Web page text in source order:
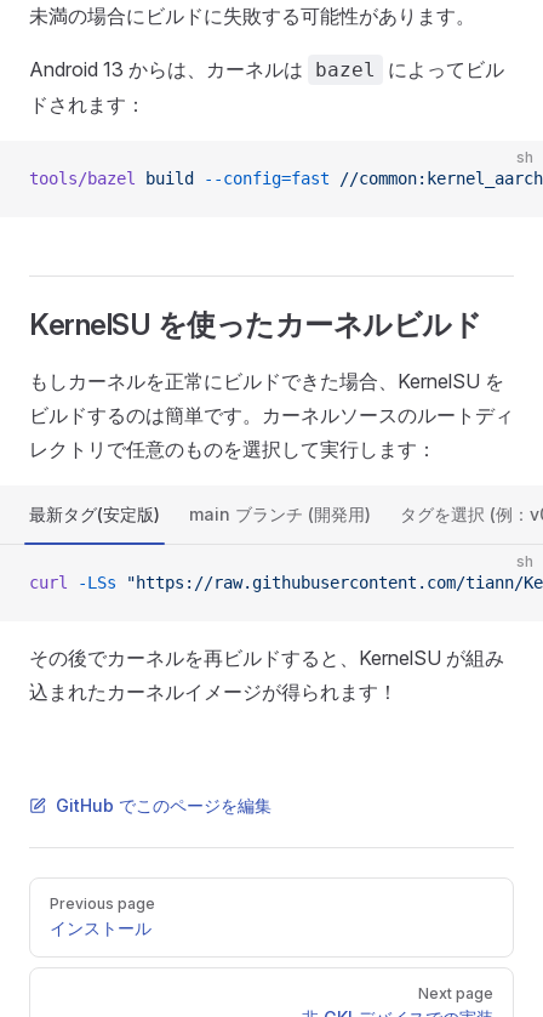
未満の場合にビルドに失敗する可能性があります。
Android 13 からは、カーネルは bazel
によってビル
ドされます：
sh
tools/bazel build --config=fast //
KernelSU を使ったカーネルビルド
もしカーネルを正常にビルドできた場合、KernelSU を
ビルドするのは簡単です。カーネルソースのルートディ
レクトリで任意のものを選択して実行します：
最新タグ(安定版) main ブランチ (開発用) タグを選択 (例：
sh
curl -LSs "https://raw.githubusercontent.com/tiann/
その後でカーネルを再ビルドすると、KernelSU が組み
込まれたカーネルイメージが得られます！
GitHub でこのページを編集
Pager
Previous page
インストール
Next page